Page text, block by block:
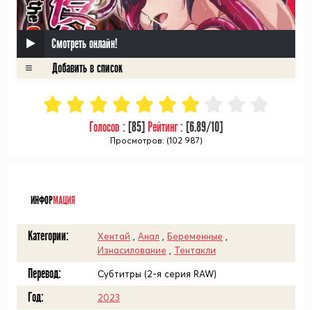
Смотреть онлайн!
Голосов : [85] Рейтинг : [6.89/10]
Просмотров: (102 987)
ИНФОРМАЦИЯ
Категории: Хентай Анал Беременные
Изнасилование
Тентакли
Перевод: Субтитры (2-я серия RAW)
Год: 2023